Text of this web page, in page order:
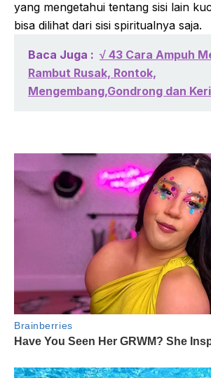
yang mengetahui tentang sisi lain
bisa dilihat dari sisi spiritualnya saja.
Baca Juga : √ 43 Cara Ampuh
Rambut Rusak, Rontok,
Mengembang,Gondrong dan